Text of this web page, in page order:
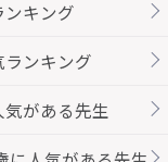
ンキング
ランキング
がある先生